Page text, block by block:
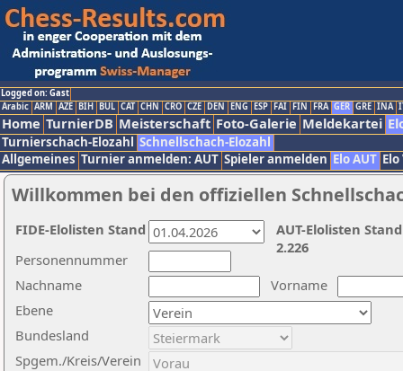
Logged on: Gast
Arabic ARM AZE BIH BUL CAT CHN CRO CZE DEN ENG ESP FAI FIN FRA GER GRE INA
Home TurnierDB Meisterschaft Foto-Galerie Meldekartei
Turnierschach-Elozahl Schnellschach-Elozahl
Allgemeines Turnier anmelden: AUT Spieler anmelden Elo AUT
Willkommen bei den offiziellen
Nachname
Vorname
Ebene
Personennummer
Bundesland
Spgem./Kreis/Verein
AUT-Elolisten
2.226
FIDE-Elolisten Stand